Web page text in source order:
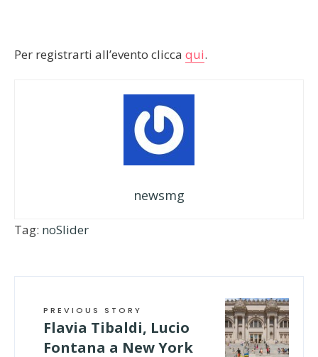
Per registrarti all’evento clicca qui.
newsmg
Tag: noSlider
PREVIOUS STORY
Flavia Tibaldi, Lucio
Fontana a New York